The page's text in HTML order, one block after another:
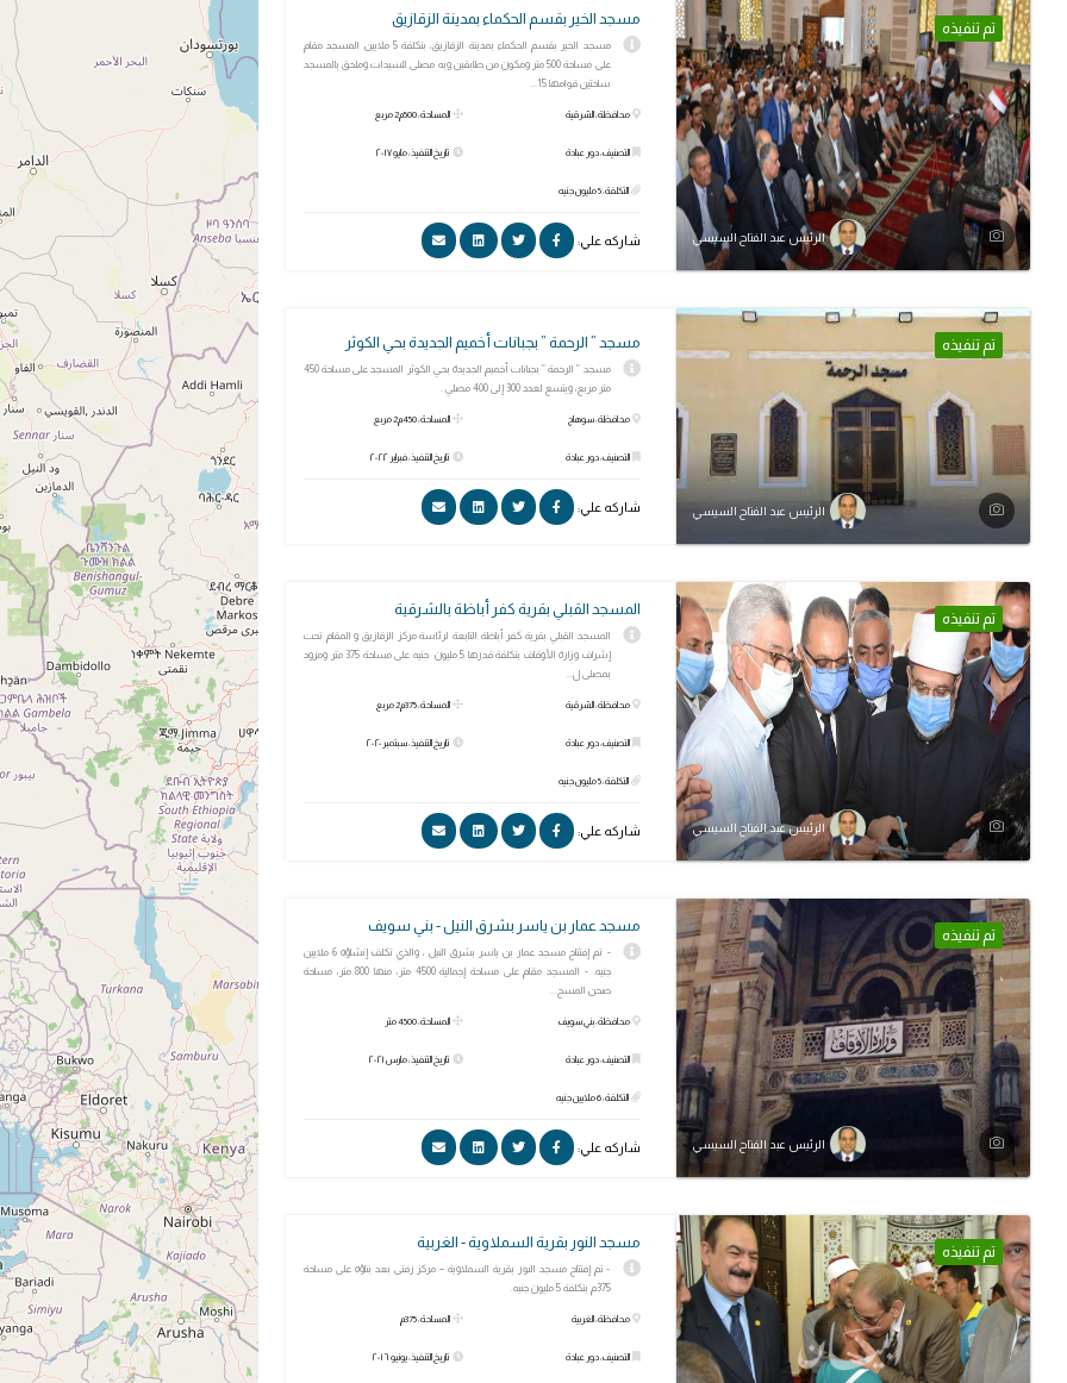
تم تنفيذه
الرئيس عبد الفتاح السيسي
مسجد الخير بقسم الحكماء بمدينة الزقازيق
مسجد الخير بقسم الحكماء بمدينة الزقازيق، بتكلفة 5 ملايين المسجد مقام
على مساحة 500 متر ومكون من طابقين وبه مصلى للسيدات وملحق بالمسجد
ساحتين قوامها 15...
محافظة: الشرقية
التصنيف: دور عبادة
التكلفة: 5 مليون جنيه
المساحة: 500م2 مربع
تاريخ التنفيذ: مايو ٢٠١٧
شاركه علي:
تم تنفيذه
الرئيس عبد الفتاح السيسي
مسجد ” الرحمة ” بجبانات أخميم الجديدة بحي الكوثر
مسجد ” الرحمة ” بجبانات أخميم الجديدة بحي الكوثر المسجد على مساحة 450
متر مربع، ويتسع لعدد 300 إلى 400 مصلي .
محافظة: سوهاج
التصنيف: دور عبادة
المساحة: 450م2 مربع
تاريخ التنفيذ: فبراير ٢٠٢٢
شاركه علي:
تم تنفيذه
الرئيس عبد الفتاح السيسي
المسجد القبلي بقرية كفر أباظة بالشرقية
المسجد القبلي بقرية كفر أباظة التابعة لرئاسة مركز الزقازيق و المقام تحت
إشراف وزارة الأوقاف بتكلفة قدرها 5 مليون جنيه على مساحة 375 متر ومزود
بمصلى ل...
محافظة: الشرقية
التصنيف: دور عبادة
التكلفة: 5 مليون جنيه
المساحة: 375م2 مربع
تاريخ التنفيذ: سبتمبر ٢٠٢٠
شاركه علي:
تم تنفيذه
الرئيس عبد الفتاح السيسي
مسجد عمار بن ياسر بشرق النيل - بني سويف
- تم إفتتاح مسجد عمار بن ياسر بشرق النيل ، والذي تكلف إنشاؤه 6 ملايين
جنيه. - المسجد مقام على مساحة إجمالية 4500 متر، منها 800 متر، مساحة
صحن المسج...
محافظة: بني سويف
التصنيف: دور عبادة
التكلفة: 6 ملايين جنيه
المساحة: 4500 متر
تاريخ التنفيذ: مارس ٢٠٢١
شاركه علي:
تم تنفيذه
مسجد النور بقرية السملاوية - الغربية
- تم إفتتاح مسجد النور بقرية السملاوية – مركز زفتى بعد بناؤه على مساحة
375م بتكلفة 5 مليون جنيه.
محافظة: الغربية
التصنيف: دور عبادة
المساحة: 375م
تاريخ التنفيذ: يونيو ٢٠١٦